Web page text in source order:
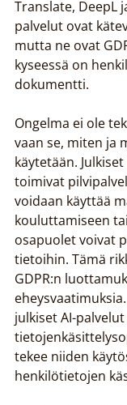
Translate, DeepL
palvelut ovat
mutta ne ovat
kyseessä on
dokumentti.
Ongelma ei ole
vaan se, miten ja
käytetään.
toimivat
voidaan käyttää
kouluttamiseen
osapuolet voivat
tietoihin. Tämä
GDPR:n
julkiset AI-
tekee niiden
henkilötietojen